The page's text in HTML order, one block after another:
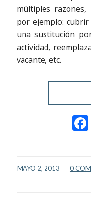
múltiples
por ejemplo:
una sustitución
actividad,
vacante, etc.
MAYO 2, 2013
/ 0